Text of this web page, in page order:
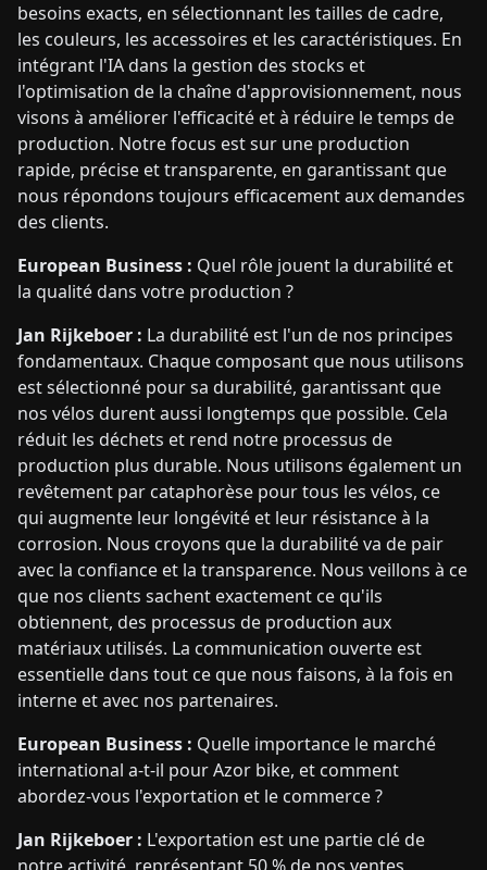
besoins exacts, en sélectionnant les tailles de cadre,
les couleurs, les accessoires et les caractéristiques. En
intégrant l'IA dans la gestion des stocks et
l'optimisation de la chaîne d'approvisionnement, nous
visons à améliorer l'efficacité et à réduire le temps de
production. Notre focus est sur une production
rapide, précise et transparente, en garantissant que
nous répondons toujours efficacement aux demandes
des clients.
European Business : Quel rôle jouent la durabilité et
la qualité dans votre production ?
Jan Rijkeboer : La durabilité est l'un de nos principes
fondamentaux. Chaque composant que nous utilisons
est sélectionné pour sa durabilité, garantissant que
nos vélos durent aussi longtemps que possible. Cela
réduit les déchets et rend notre processus de
production plus durable. Nous utilisons également un
revêtement par cataphorèse pour tous les vélos, ce
qui augmente leur longévité et leur résistance à la
corrosion. Nous croyons que la durabilité va de pair
avec la confiance et la transparence. Nous veillons à ce
que nos clients sachent exactement ce qu'ils
obtiennent, des processus de production aux
matériaux utilisés. La communication ouverte est
essentielle dans tout ce que nous faisons, à la fois en
interne et avec nos partenaires.
European Business : Quelle importance le marché
international a-t-il pour Azor bike, et comment
abordez-vous l'exportation et le commerce ?
Jan Rijkeboer : L'exportation est une partie clé de